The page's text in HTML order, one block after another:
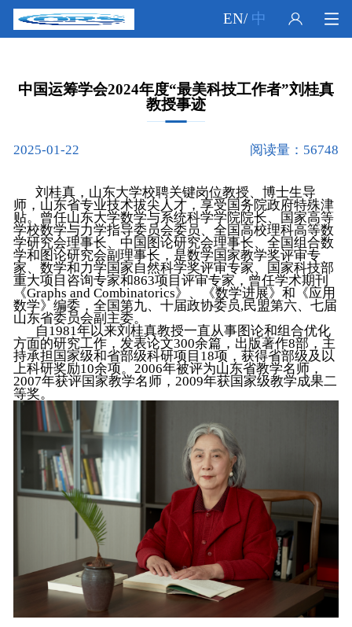
EN/ 中
中国运筹学会2024年度“最美科技工作者”刘桂真
教授事迹
2025-01-22 阅读量：56748
刘桂真，山东大学校聘关键岗位教授、博士生导
师，山东省专业技术拔尖人才，享受国务院政府特殊津
贴。曾任山东大学数学与系统科学学院院长、国家高等
学校数学与力学指导委员会委员、全国高校理科高等数
学研究会理事长、中国图论研究会理事长、全国组合数
学和图论研究会副理事长，是数学国家教学奖评审专
家、数学和力学国家自然科学奖评审专家、国家科技部
重大项目咨询专家和863项目评审专家，曾任学术期刊
《Graphs and Combinatorics》、《数学进展》和《应用
数学》编委，全国第九、十届政协委员,民盟第六、七届
山东省委员会副主委。
自1981年以来刘桂真教授一直从事图论和组合优化
方面的研究工作，发表论文300余篇，出版著作8部，主
持承担国家级和省部级科研项目18项，获得省部级及以
上科研奖励10余项。2006年被评为山东省教学名师，
2007年获评国家教学名师，2009年获国家级教学成果二
等奖。